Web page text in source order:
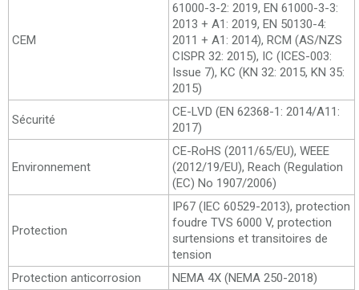
CEM
61000-3-2: 2019, EN 61000-3-3:
2013 + A1: 2019, EN 50130-4:
2011 + A1: 2014), RCM (AS/NZS
CISPR 32: 2015), IC (ICES-003:
Issue 7), KC (KN 32: 2015, KN 35:
2015)
Sécurité
CE-LVD (EN 62368-1: 2014/A11:
2017)
Environnement
CE-RoHS (2011/65/EU), WEEE
(2012/19/EU), Reach (Regulation
(EC) No 1907/2006)
Protection
IP67 (IEC 60529-2013), protection
foudre TVS 6000 V, protection
surtensions et transitoires de
tension
Protection anticorrosion
NEMA 4X (NEMA 250-2018)